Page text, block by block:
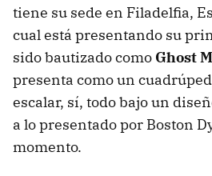
tiene su sede en Filadelfia,
cual está presentando su
sido bautizado como Ghost
presenta como un
escalar, sí, todo bajo un
a lo presentado por Boston
momento.